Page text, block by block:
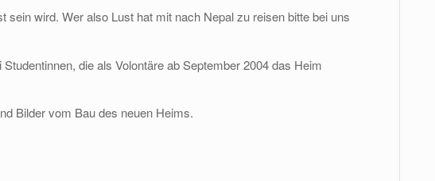
wird. Wer also Lust hat mit nach Nepal zu reisen bitte bei uns
die als Volontäre ab September 2004 das Heim
Bilder vom Bau des neuen Heims.